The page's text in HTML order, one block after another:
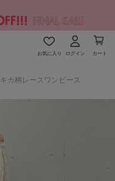
お気に入り ログイン カート
キカ柄レースワンピース